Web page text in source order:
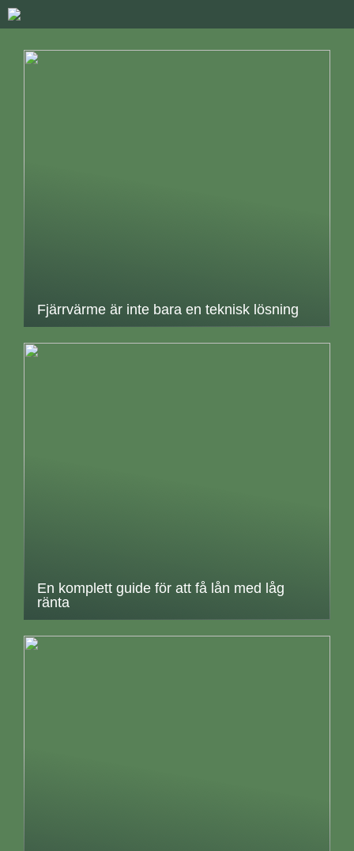
Fjärrvärme är inte bara en teknisk lösning
En komplett guide för att få lån med låg
ränta